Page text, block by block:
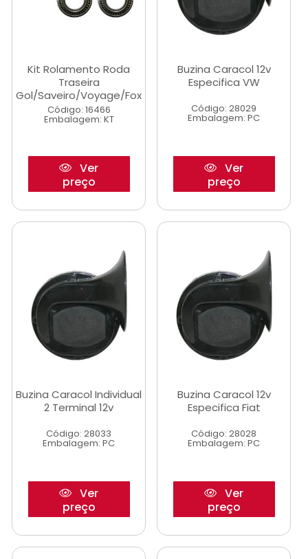
Kit Rolamento Roda
Traseira
Gol/Saveiro/Voyage/Fox
Código: 16466
Embalagem: KT
Ver
preço
Buzina Caracol 12v
Especifica VW
Código: 28029
Embalagem: PC
Ver
preço
Buzina Caracol Individual
2 Terminal 12v
Código: 28033
Embalagem: PC
Ver
preço
Buzina Caracol 12v
Especifica Fiat
Código: 28028
Embalagem: PC
Ver
preço